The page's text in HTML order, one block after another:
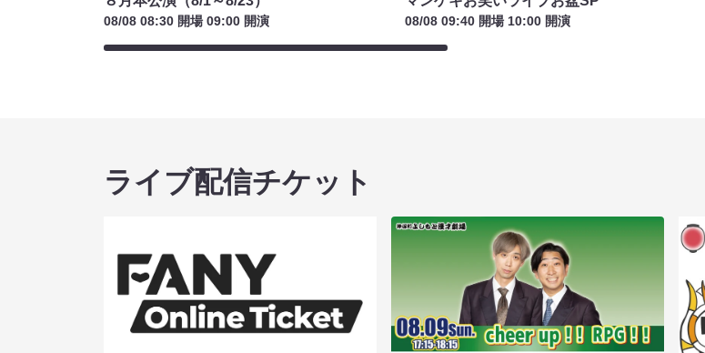
08/08 08:30 開場 09:00 開演 08/08 09:40 開場 10:00 開演
ライブ配信チケット